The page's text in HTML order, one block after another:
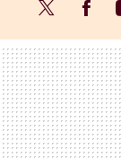
Twitter